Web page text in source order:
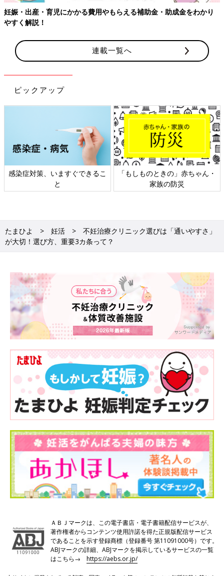
妊娠・出産・育児にかかる費用やもらえる補助金・助成金をわかり
やすく解説！
連載一覧へ
ピックアップ
感染症対策、いますぐできるこ
と
「もしものときの」赤ちゃん・
家族の防災
たまひよ 妊活
不妊治療クリニック選びは「通いやすさ」
が大切！選び方、重要3カ条って？
ＡＢＪマークは、この電子書店・電子書籍配信サービスが、
著作権者からコンテンツ使用許諾を得た正規版配信サービス
であることを示す登録商標（登録番号 第11091000号）です。
ABJマークの詳細、ABJマークを掲示しているサービスの一覧
はこちら→https://aebs.or.jp/